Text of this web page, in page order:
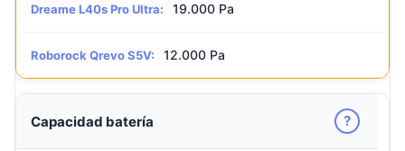
Dreame L40s Pro Ultra: 19.000 Pa
Roborock Qrevo S5V: 12.000 Pa
Capacidad batería ?